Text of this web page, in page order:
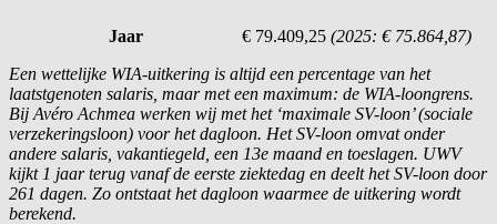
Jaar € 79.409,25 (2025: € 75.864,87)
Een wettelijke WIA-uitkering is altijd een percentage van het
laatstgenoten salaris, maar met een maximum: de WIA-loongrens.
Bij Avéro Achmea werken wij met het ‘maximale SV-loon’ (sociale
verzekeringsloon) voor het dagloon. Het SV-loon omvat onder
andere salaris, vakantiegeld, een 13e maand en toeslagen. UWV
kijkt 1 jaar terug vanaf de eerste ziektedag en deelt het SV-loon door
261 dagen. Zo ontstaat het dagloon waarmee de uitkering wordt
berekend.